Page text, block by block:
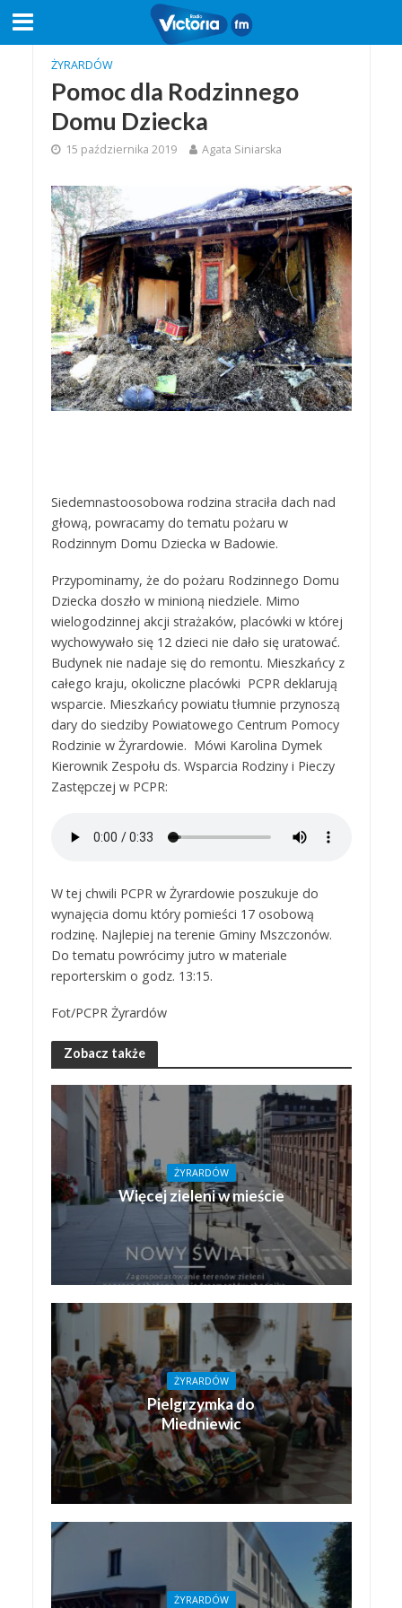
ŻYRARDÓW
Pomoc dla Rodzinnego
Domu Dziecka
15 października 2019 Agata Siniarska
Siedemnastoosobowa rodzina straciła dach nad
głową, powracamy do tematu pożaru w
Rodzinnym Domu Dziecka w Badowie.
Przypominamy, że do pożaru Rodzinnego Domu
Dziecka doszło w minioną niedziele. Mimo
wielogodzinnej akcji strażaków, placówki w której
wychowywało się 12 dzieci nie dało się uratować.
Budynek nie nadaje się do remontu. Mieszkańcy z
całego kraju, okoliczne placówki PCPR deklarują
wsparcie. Mieszkańcy powiatu tłumnie przynoszą
dary do siedziby Powiatowego Centrum Pomocy
Rodzinie w Żyrardowie. Mówi Karolina Dymek
Kierownik Zespołu ds. Wsparcia Rodziny i Pieczy
Zastępczej w PCPR:
W tej chwili PCPR w Żyrardowie poszukuje do
wynajęcia domu który pomieści 17 osobową
rodzinę. Najlepiej na terenie Gminy Mszczonów.
Do tematu powrócimy jutro w materiale
reporterskim o godz. 13:15.
Fot/PCPR Żyrardów
Zobacz także
ŻYRARDÓW
Więcej zieleni w mieście
ŻYRARDÓW
Pielgrzymka do
Miedniewic
ŻYRARDÓW